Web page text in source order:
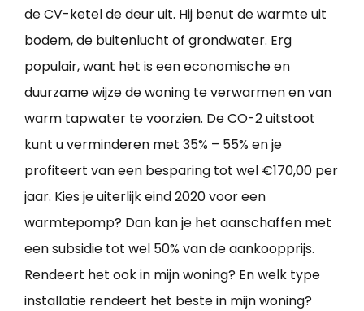
de CV-ketel de deur uit. Hij benut de warmte uit
bodem, de buitenlucht of grondwater. Erg
populair, want het is een economische en
duurzame wijze de woning te verwarmen en van
warm tapwater te voorzien. De CO-2 uitstoot
kunt u verminderen met 35% – 55% en je
profiteert van een besparing tot wel €170,00 per
jaar. Kies je uiterlijk eind 2020 voor een
warmtepomp? Dan kan je het aanschaffen met
een subsidie tot wel 50% van de aankoopprijs.
Rendeert het ook in mijn woning? En welk type
installatie rendeert het beste in mijn woning?